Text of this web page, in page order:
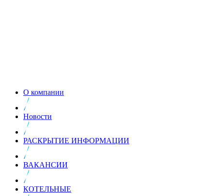
О компании
Новости
РАСКРЫТИЕ ИНФОРМАЦИИ
ВАКАНСИИ
КОТЕЛЬНЫЕ